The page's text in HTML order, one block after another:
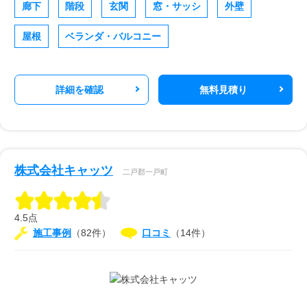
廊下 階段 玄関 窓・サッシ 外壁
屋根 ベランダ・バルコニー
詳細を確認 無料見積り
株式会社キャッツ 二戸郡一戸町
4.5点
施工事例
（82件） 口コミ （14件）